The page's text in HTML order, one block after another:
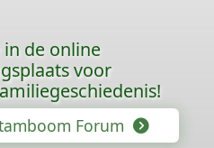
in de online
voor
Forum